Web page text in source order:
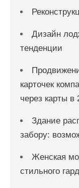
Дизайн
тенденции
карточек
через карты в
Здание
забору:
Женская
стильного